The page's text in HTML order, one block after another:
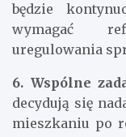
będzie
wymagać
uregulowania
6. Wspólne
decydują się
mieszkaniu po